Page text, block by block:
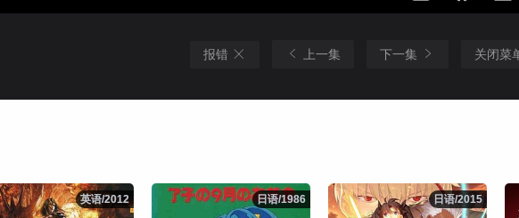
报错 上一集 下一集 关闭菜
英语/2012
英语/2012 日语/1986
日语/1986 日语/2015
日语/2015